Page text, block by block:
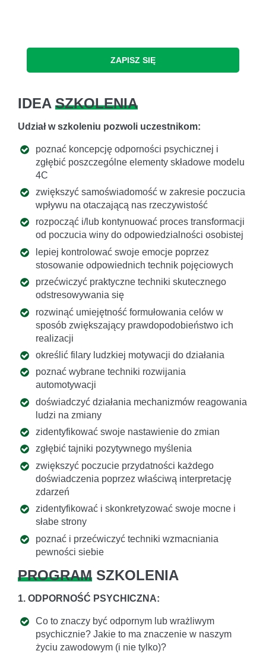
ZAPISZ SIĘ
IDEA SZKOLENIA
Udział w szkoleniu pozwoli uczestnikom:
poznać koncepcję odporności psychicznej i
zgłębić poszczególne elementy składowe modelu
4C
zwiększyć samoświadomość w zakresie poczucia
wpływu na otaczającą nas rzeczywistość
rozpocząć i/lub kontynuować proces transformacji
od poczucia winy do odpowiedzialności osobistej
lepiej kontrolować swoje emocje poprzez
stosowanie odpowiednich technik pojęciowych
przećwiczyć praktyczne techniki skutecznego
odstresowywania się
rozwinąć umiejętność formułowania celów w
sposób zwiększający prawdopodobieństwo ich
realizacji
określić filary ludzkiej motywacji do działania
poznać wybrane techniki rozwijania
automotywacji
doświadczyć działania mechanizmów reagowania
ludzi na zmiany
zidentyfikować swoje nastawienie do zmian
zgłębić tajniki pozytywnego myślenia
zwiększyć poczucie przydatności każdego
doświadczenia poprzez właściwą interpretację
zdarzeń
zidentyfikować i skonkretyzować swoje mocne i
słabe strony
poznać i przećwiczyć techniki wzmacniania
pewności siebie
PROGRAM SZKOLENIA
1. ODPORNOŚĆ PSYCHICZNA:
Co to znaczy być odpornym lub wrażliwym
psychicznie? Jakie to ma znaczenie w naszym
życiu zawodowym (i nie tylko)?